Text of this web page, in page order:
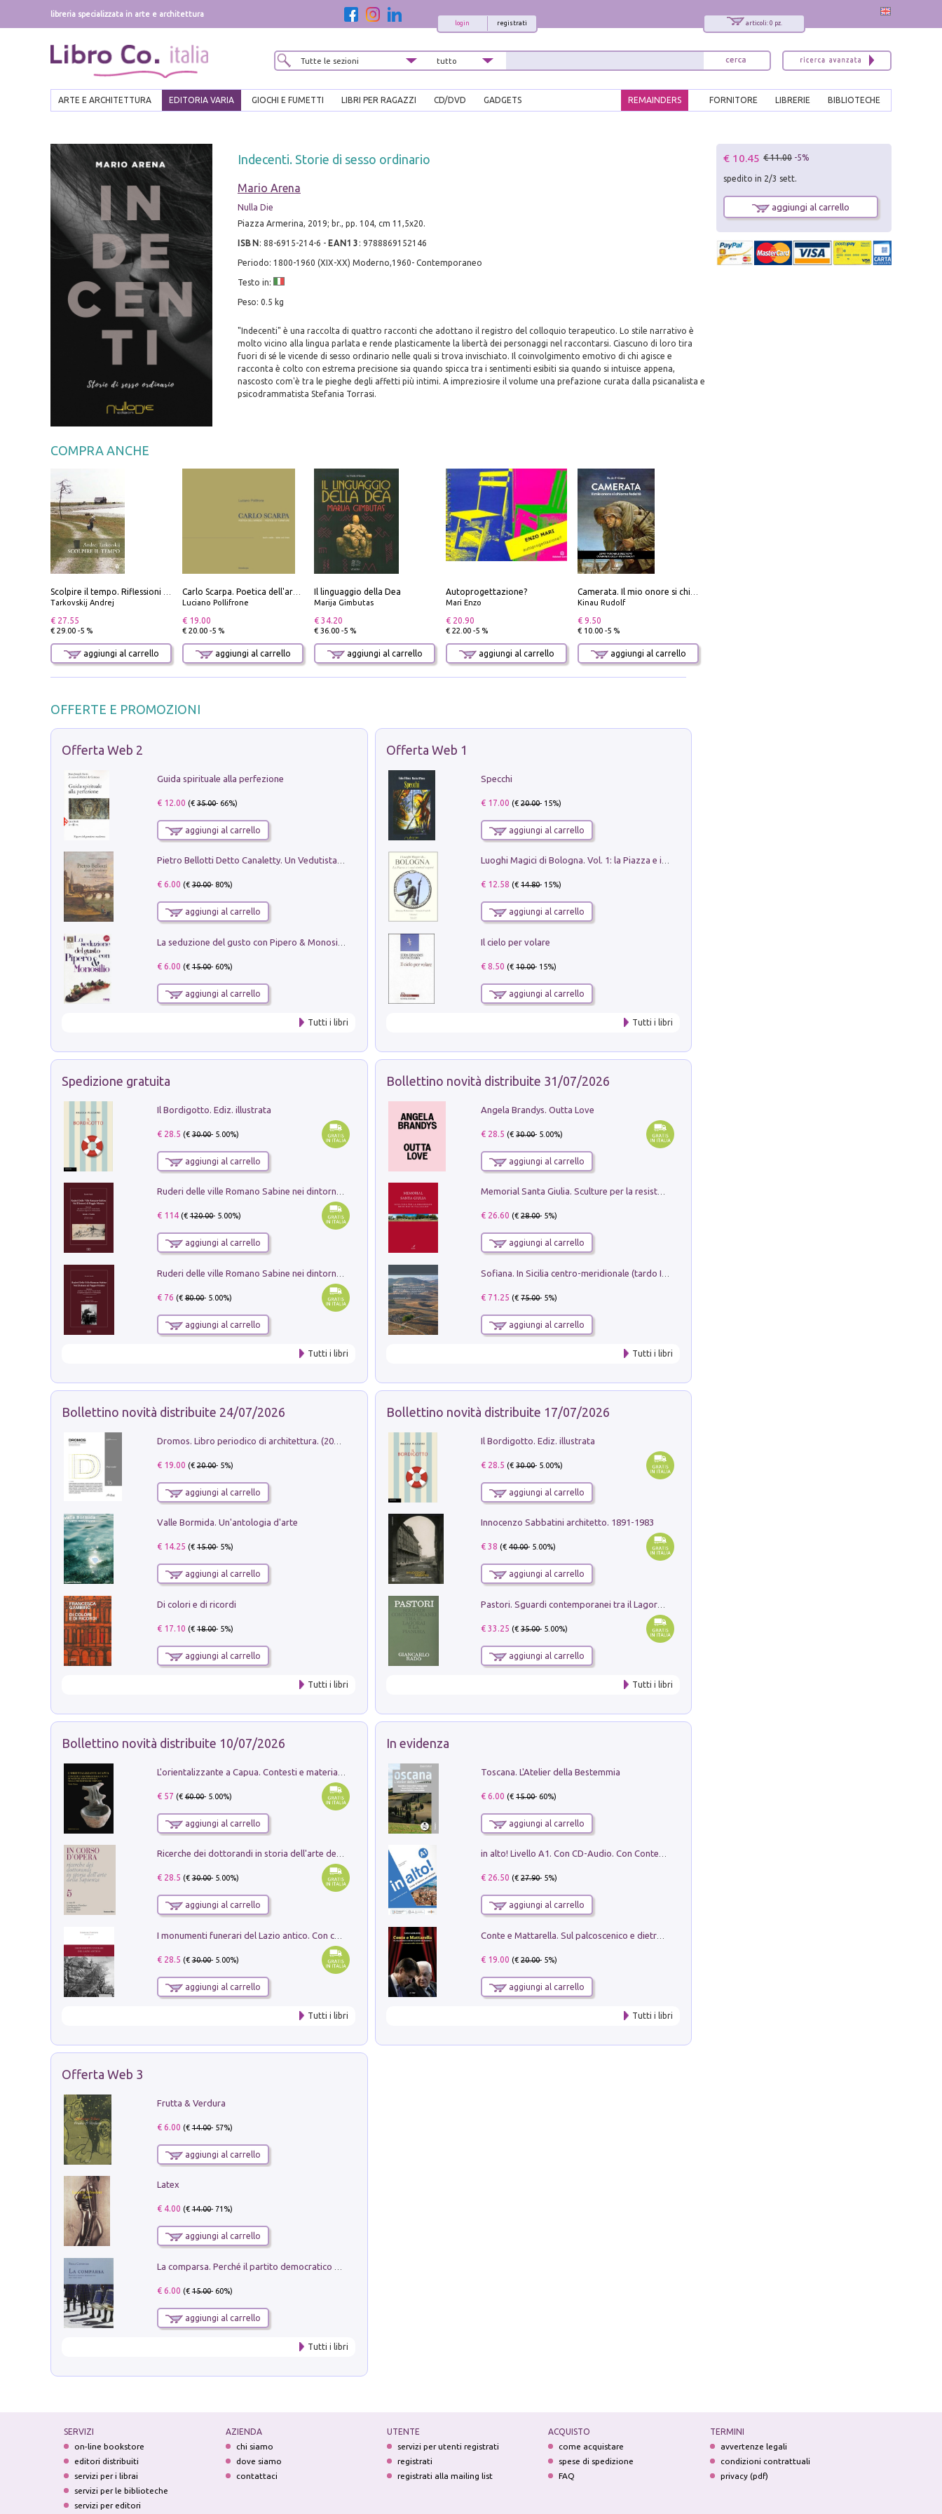
libreria specializzata in arte e architettura
articoli: 0 pz.
registrati
login
ARTE E ARCHITETTURA EDITORIA VARIA GIOCHI E FUMETTI LIBRI PER RAGAZZI CD/DVD GADGETS BIBLIOTECHE
LIBRERIE
FORNITORE
REMAINDERS
Indecenti. Storie di sesso ordinario
Mario Arena
Nulla Die
Piazza Armerina, 2019; br., pp. 104, cm 11,5x20.
ISBN : 88-6915-214-6 - EAN13 : 9788869152146
Periodo: 1800-1960 (XIX-XX) Moderno,1960- Contemporaneo
Testo in:
Peso: 0.5 kg
"Indecenti" è una raccolta di quattro racconti che adottano il registro del colloquio terapeutico. Lo stile narrativo è
molto vicino alla lingua parlata e rende plasticamente la libertà dei personaggi nel raccontarsi. Ciascuno di loro tira
fuori di sé le vicende di sesso ordinario nelle quali si trova invischiato. Il coinvolgimento emotivo di chi agisce e
racconta è colto con estrema precisione sia quando spicca tra i sentimenti esibiti sia quando si intuisce appena,
nascosto com'è tra le pieghe degli affetti più intimi. A impreziosire il volume una prefazione curata dalla psicanalista e
psicodrammatista Stefania Torrasi.
COMPRA ANCHE
Scolpire il tempo. Riflessioni sul cinema.
Tarkovskij Andrej
€ 27.55
€ 29.00 -5 %
aggiungi al carrello
Carlo Scarpa. Poetica dell'arredo. Tavoli e sedie-Poetics of furniture. Tables and chairs. Ediz. bilingue
Luciano Pollifrone
€ 19.00
€ 20.00 -5 %
aggiungi al carrello
Il linguaggio della Dea
Marija Gimbutas
€ 34.20
€ 36.00 -5 %
aggiungi al carrello
Autoprogettazione?
Mari Enzo
€ 20.90
€ 22.00 -5 %
aggiungi al carrello
Camerata. Il mio onore si chiama fedeltà
Kinau Rudolf
€ 9.50
€ 10.00 -5 %
aggiungi al carrello
OFFERTE E PROMOZIONI
Offerta Web 2
Guida spirituale alla perfezione
€ 12.00 (€35.00- 66%)
aggiungi al carrello
Pietro Bellotti Detto Canaletty. Un Vedutista Veneziano nella Francia dell'Ancien Régime
€ 6.00 (€30.00- 80%)
aggiungi al carrello
€ 6.00 (€15.00- 60%)
aggiungi al carrello
Tutti i libri
Offerta Web 1
Specchi
€ 17.00 (€20.00- 15%)
aggiungi al carrello
Luoghi Magici di Bologna. Vol. 1: la Piazza e i Suoi Simboli Segreti
€ 12.58 (€14.80- 15%)
aggiungi al carrello
Il cielo per volare
€ 8.50 (€10.00- 15%)
aggiungi al carrello
Tutti i libri
Spedizione gratuita
Il Bordigotto. Ediz. illustrata
€ 28.5 (€30.00- 5.00%)
aggiungi al carrello
Ruderi delle ville Romano Sabine nei dintorni di Poggio Mirteto. Illustrati dal dott.re prof.re cav.re Ercole Nardi regio ispettore degli scavi e monumenti. Anno 1885. Tavole e studio. Con 25 tavole fuori testo in cartella editoriale
€ 114(€120.00- 5.00%)
aggiungi al carrello
€ 76 (€80.00- 5.00%)
aggiungi al carrello
Tutti i libri
Bollettino novità distribuite 31/07/2026
Angela Brandys. Outta Love
€ 28.5 (€30.00- 5.00%)
aggiungi al carrello
Memorial Santa Giulia. Sculture per la resistenza Monchio di Palagano
€ 26.60 (€28.00- 5%)
aggiungi al carrello
€ 71.25 (€75.00- 5%)
aggiungi al carrello
Tutti i libri
Bollettino novità distribuite 24/07/2026
Dromos. Libro periodico di architettura. (2026). Vol. 15: Post-model
€ 19.00 (€20.00- 5%)
aggiungi al carrello
Valle Bormida. Un'antologia d'arte
€ 14.25 (€15.00- 5%)
aggiungi al carrello
Di colori e di ricordi
€ 17.10 (€18.00- 5%)
aggiungi al carrello
Tutti i libri
Bollettino novità distribuite 17/07/2026
Il Bordigotto. Ediz. illustrata
€ 28.5 (€30.00- 5.00%)
aggiungi al carrello
Innocenzo Sabbatini architetto. 1891-1983
€ 38 (€40.00- 5.00%)
aggiungi al carrello
€ 33.25 (€35.00- 5.00%)
aggiungi al carrello
Tutti i libri
Bollettino novità distribuite 10/07/2026
€ 57 (€60.00- 5.00%)
aggiungi al carrello
Ricerche dei dottorandi in storia dell'arte della Sapienza
€ 28.5 (€30.00- 5.00%)
aggiungi al carrello
I monumenti funerari del Lazio antico. Con cartella con tavole
€ 28.5 (€30.00- 5.00%)
aggiungi al carrello
Tutti i libri
In evidenza
Toscana. L'Atelier della Bestemmia
€ 6.00 (€15.00- 60%)
aggiungi al carrello
in alto! Livello A1. Con CD-Audio. Con Contenuto digitale per accesso on line
€ 26.50 (€27.90- 5%)
aggiungi al carrello
€ 19.00 (€20.00- 5%)
aggiungi al carrello
Tutti i libri
Offerta Web 3
Frutta & Verdura
€ 6.00 (€14.00- 57%)
aggiungi al carrello
Latex
€ 4.00 (€14.00- 71%)
aggiungi al carrello
€ 6.00 (€15.00- 60%)
aggiungi al carrello
Tutti i libri
€ 10.45 € 11.00 -5%
spedito in 2/3 sett.
aggiungi al carrello
SERVIZI
on-line bookstore
editori distribuiti
servizi per i librai
servizi per le biblioteche
servizi per editori
AZIENDA
chi siamo
dove siamo
contattaci
UTENTE
servizi per utenti registrati
registrati
registrati alla mailing list
ACQUISTO
come acquistare
spese di spedizione
FAQ
TERMINI
avvertenze legali
condizioni contrattuali
privacy (pdf)
x
Interessato ai nostri libri?
Sarai informato delle nostre novità, potrai
comunque cancellarti quando desideri.
modulo di iscrizione